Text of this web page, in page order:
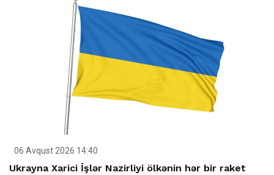
06 Avqust 2026 14:40
Ukrayna Xarici İşlər Nazirliyi ölkənin hər bir raket